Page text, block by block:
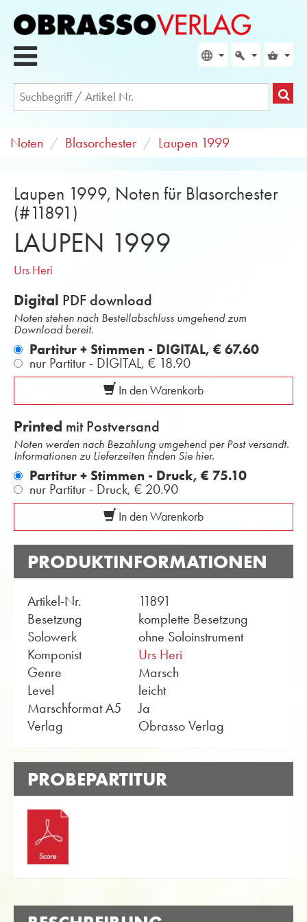
Noten Blasorchester Laupen 1999
Laupen 1999, Noten für Blasorchester
(#11891)
LAUPEN 1999
Urs Heri
Digital PDF download
Noten stehen nach Bestellabschluss umgehend zum
Download bereit.
Partitur + Stimmen - DIGITAL,€ 67.60
nur Partitur - DIGITAL, € 18.90
In den Warenkorb
Printed mit Postversand
Noten werden nach Bezahlung umgehend per Post versandt.
Informationen zu Lieferzeiten finden Sie hier.
Partitur + Stimmen - Druck,€ 75.10
nur Partitur - Druck, € 20.90
In den Warenkorb
PRODUKTINFORMATIONEN
Artikel-Nr.
11891
Besetzung
komplette Besetzung
Solowerk
ohne Soloinstrument
Komponist
Urs Heri
Genre
Marsch
Level
leicht
Marschformat A5
Ja
Verlag
Obrasso Verlag
PROBEPARTITUR